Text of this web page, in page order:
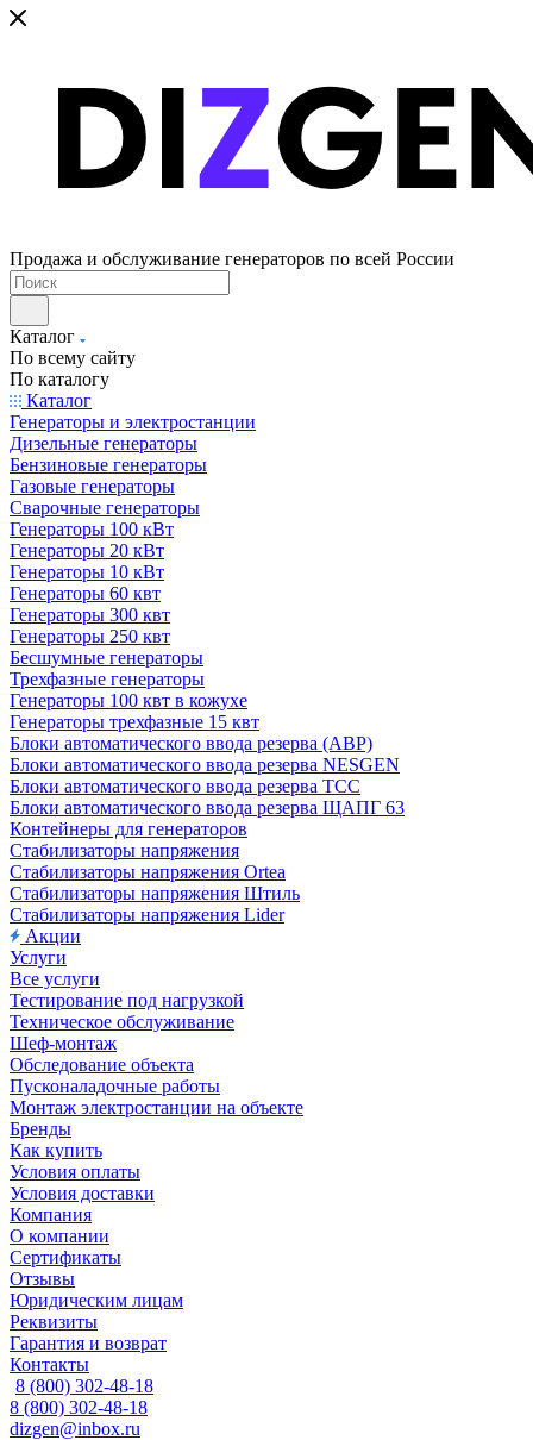
Продажа и обслуживание генераторов по всей России
Каталог
По всему сайту
По каталогу
Каталог
Генераторы и электростанции
Дизельные генераторы
Бензиновые генераторы
Газовые генераторы
Сварочные генераторы
Генераторы 100 кВт
Генераторы 20 кВт
Генераторы 10 кВт
Генераторы 60 квт
Генераторы 300 квт
Генераторы 250 квт
Бесшумные генераторы
Трехфазные генераторы
Генераторы 100 квт в кожухе
Генераторы трехфазные 15 квт
Блоки автоматического ввода резерва (АВР)
Блоки автоматического ввода резерва NESGEN
Блоки автоматического ввода резерва ТСС
Блоки автоматического ввода резерва ЩАПГ 63
Контейнеры для генераторов
Стабилизаторы напряжения
Стабилизаторы напряжения Ortea
Стабилизаторы напряжения Штиль
Стабилизаторы напряжения Lider
Акции
Услуги
Все услуги
Тестирование под нагрузкой
Техническое обслуживание
Шеф-монтаж
Обследование объекта
Пусконаладочные работы
Монтаж электростанции на объекте
Бренды
Как купить
Условия оплаты
Условия доставки
Компания
О компании
Сертификаты
Отзывы
Юридическим лицам
Реквизиты
Гарантия и возврат
Контакты
8 (800) 302-48-18
8 (800) 302-48-18
dizgen@inbox.ru